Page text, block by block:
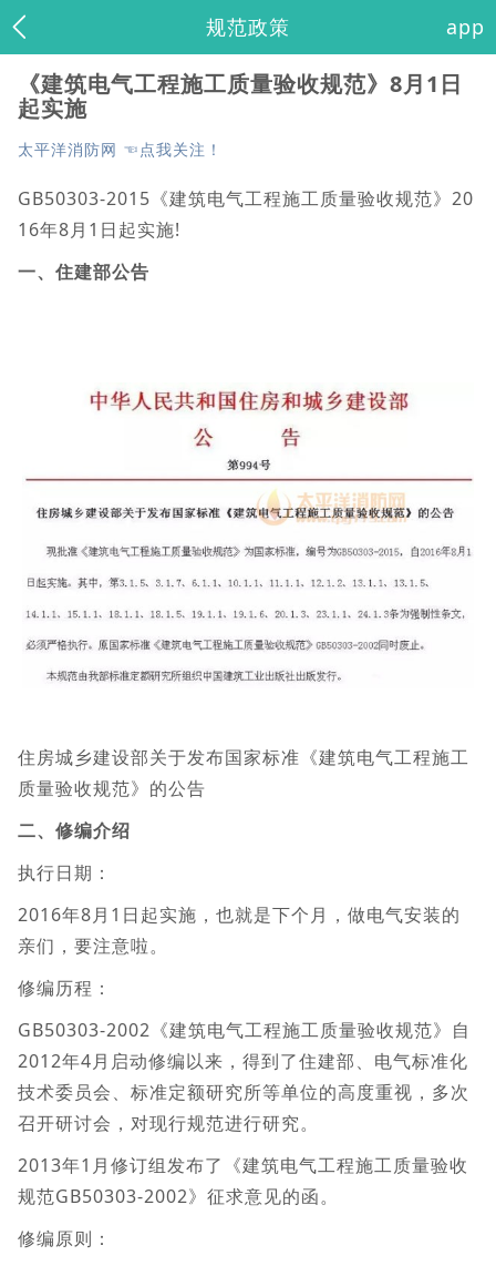
规范政策 app
《建筑电气工程施工质量验收规范》8月1日
起实施
太平洋消防网 ☜点我关注！
GB50303-2015《建筑电气工程施工质量验收规范》20
16年8月1日起实施!
一、住建部公告
住房城乡建设部关于发布国家标准《建筑电气工程施工
质量验收规范》的公告
二、修编介绍
执行日期：
2016年8月1日起实施，也就是下个月，做电气安装的
亲们，要注意啦。
修编历程：
GB50303-2002《建筑电气工程施工质量验收规范》自
2012年4月启动修编以来，得到了住建部、电气标准化
技术委员会、标准定额研究所等单位的高度重视，多次
召开研讨会，对现行规范进行研究。
2013年1月修订组发布了《建筑电气工程施工质量验收
规范GB50303-2002》征求意见的函。
修编原则：